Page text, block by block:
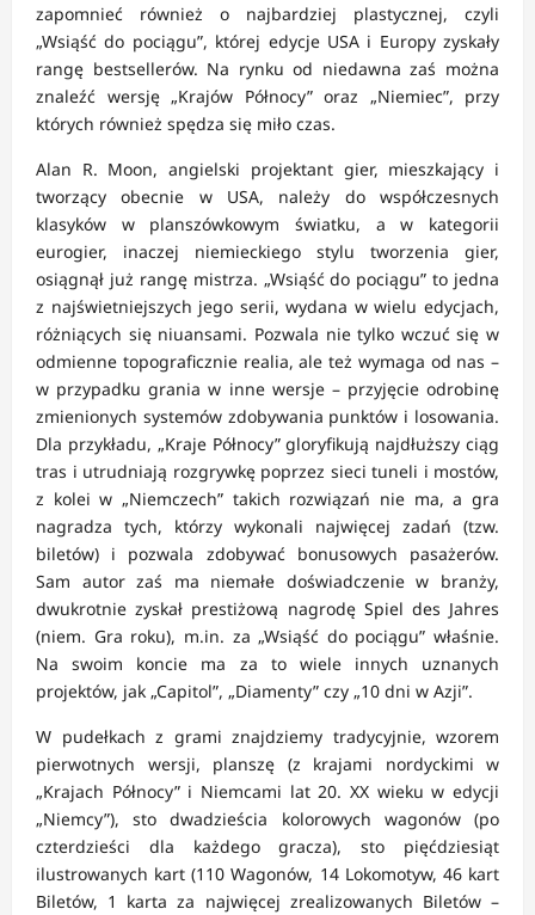
zapomnieć również o najbardziej plastycznej, czyli
„Wsiąść do pociągu”, której edycje USA i Europy zyskały
rangę bestsellerów. Na rynku od niedawna zaś można
znaleźć wersję „Krajów Północy” oraz „Niemiec”, przy
których również spędza się miło czas.
Alan R. Moon, angielski projektant gier, mieszkający i
tworzący obecnie w USA, należy do współczesnych
klasyków w planszówkowym światku, a w kategorii
eurogier, inaczej niemieckiego stylu tworzenia gier,
osiągnął już rangę mistrza. „Wsiąść do pociągu” to jedna
z najświetniejszych jego serii, wydana w wielu edycjach,
różniących się niuansami. Pozwala nie tylko wczuć się w
odmienne topograficznie realia, ale też wymaga od nas –
w przypadku grania w inne wersje – przyjęcie odrobinę
zmienionych systemów zdobywania punktów i losowania.
Dla przykładu, „Kraje Północy” gloryfikują najdłuższy ciąg
tras i utrudniają rozgrywkę poprzez sieci tuneli i mostów,
z kolei w „Niemczech” takich rozwiązań nie ma, a gra
nagradza tych, którzy wykonali najwięcej zadań (tzw.
biletów) i pozwala zdobywać bonusowych pasażerów.
Sam autor zaś ma niemałe doświadczenie w branży,
dwukrotnie zyskał prestiżową nagrodę Spiel des Jahres
(niem. Gra roku), m.in. za „Wsiąść do pociągu” właśnie.
Na swoim koncie ma za to wiele innych uznanych
projektów, jak „Capitol”, „Diamenty” czy „10 dni w Azji”.
W pudełkach z grami znajdziemy tradycyjnie, wzorem
pierwotnych wersji, planszę (z krajami nordyckimi w
„Krajach Północy” i Niemcami lat 20. XX wieku w edycji
„Niemcy”), sto dwadzieścia kolorowych wagonów (po
czterdzieści dla każdego gracza), sto pięćdziesiąt
ilustrowanych kart (110 Wagonów, 14 Lokomotyw, 46 kart
Biletów, 1 karta za najwięcej zrealizowanych Biletów –